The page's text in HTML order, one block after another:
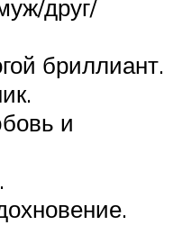
друг/
бриллиант.
и